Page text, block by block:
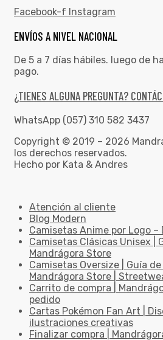
Facebook-f Instagram
ENVÍOS A NIVEL NACIONAL
De 5 a 7 días hábiles. luego de
pago.
¿TIENES ALGUNA PREGUNTA?
WhatsApp (057) 310 582 3437
Copyright © 2019 – 2026
los derechos reservados.
Hecho por Kata & Andres
Atención al cliente
Blog Modern
Camisetas Anime por Logo –
Camisetas Clásicas Unisex |
Mandrágora Store
Camisetas Oversize | Guía de
Mandrágora Store |
Carrito de compra |
pedido
Cartas Pokémon Fan Art |
ilustraciones creativas
Finalizar compra |